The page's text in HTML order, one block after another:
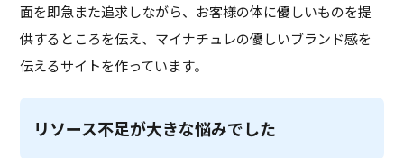
面を即急また追求しながら、お客様の体に優しいものを提
供するところを伝え、マイナチュレの優しいブランド感を
伝えるサイトを作っています。
リソース不足が大きな悩みでした